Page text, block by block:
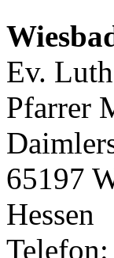
Ev.
Pfarrer
65197
Hessen